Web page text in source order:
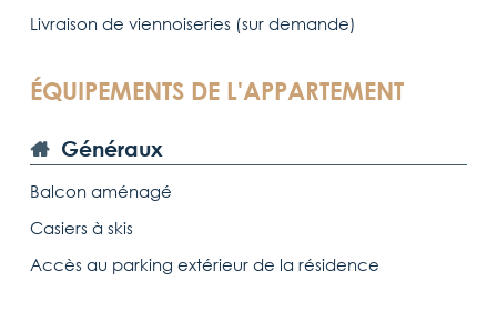
Livraison de viennoiseries (sur demande)
ÉQUIPEMENTS DE L'APPARTEMENT
Généraux
Balcon aménagé
Casiers à skis
Accès au parking extérieur de la résidence